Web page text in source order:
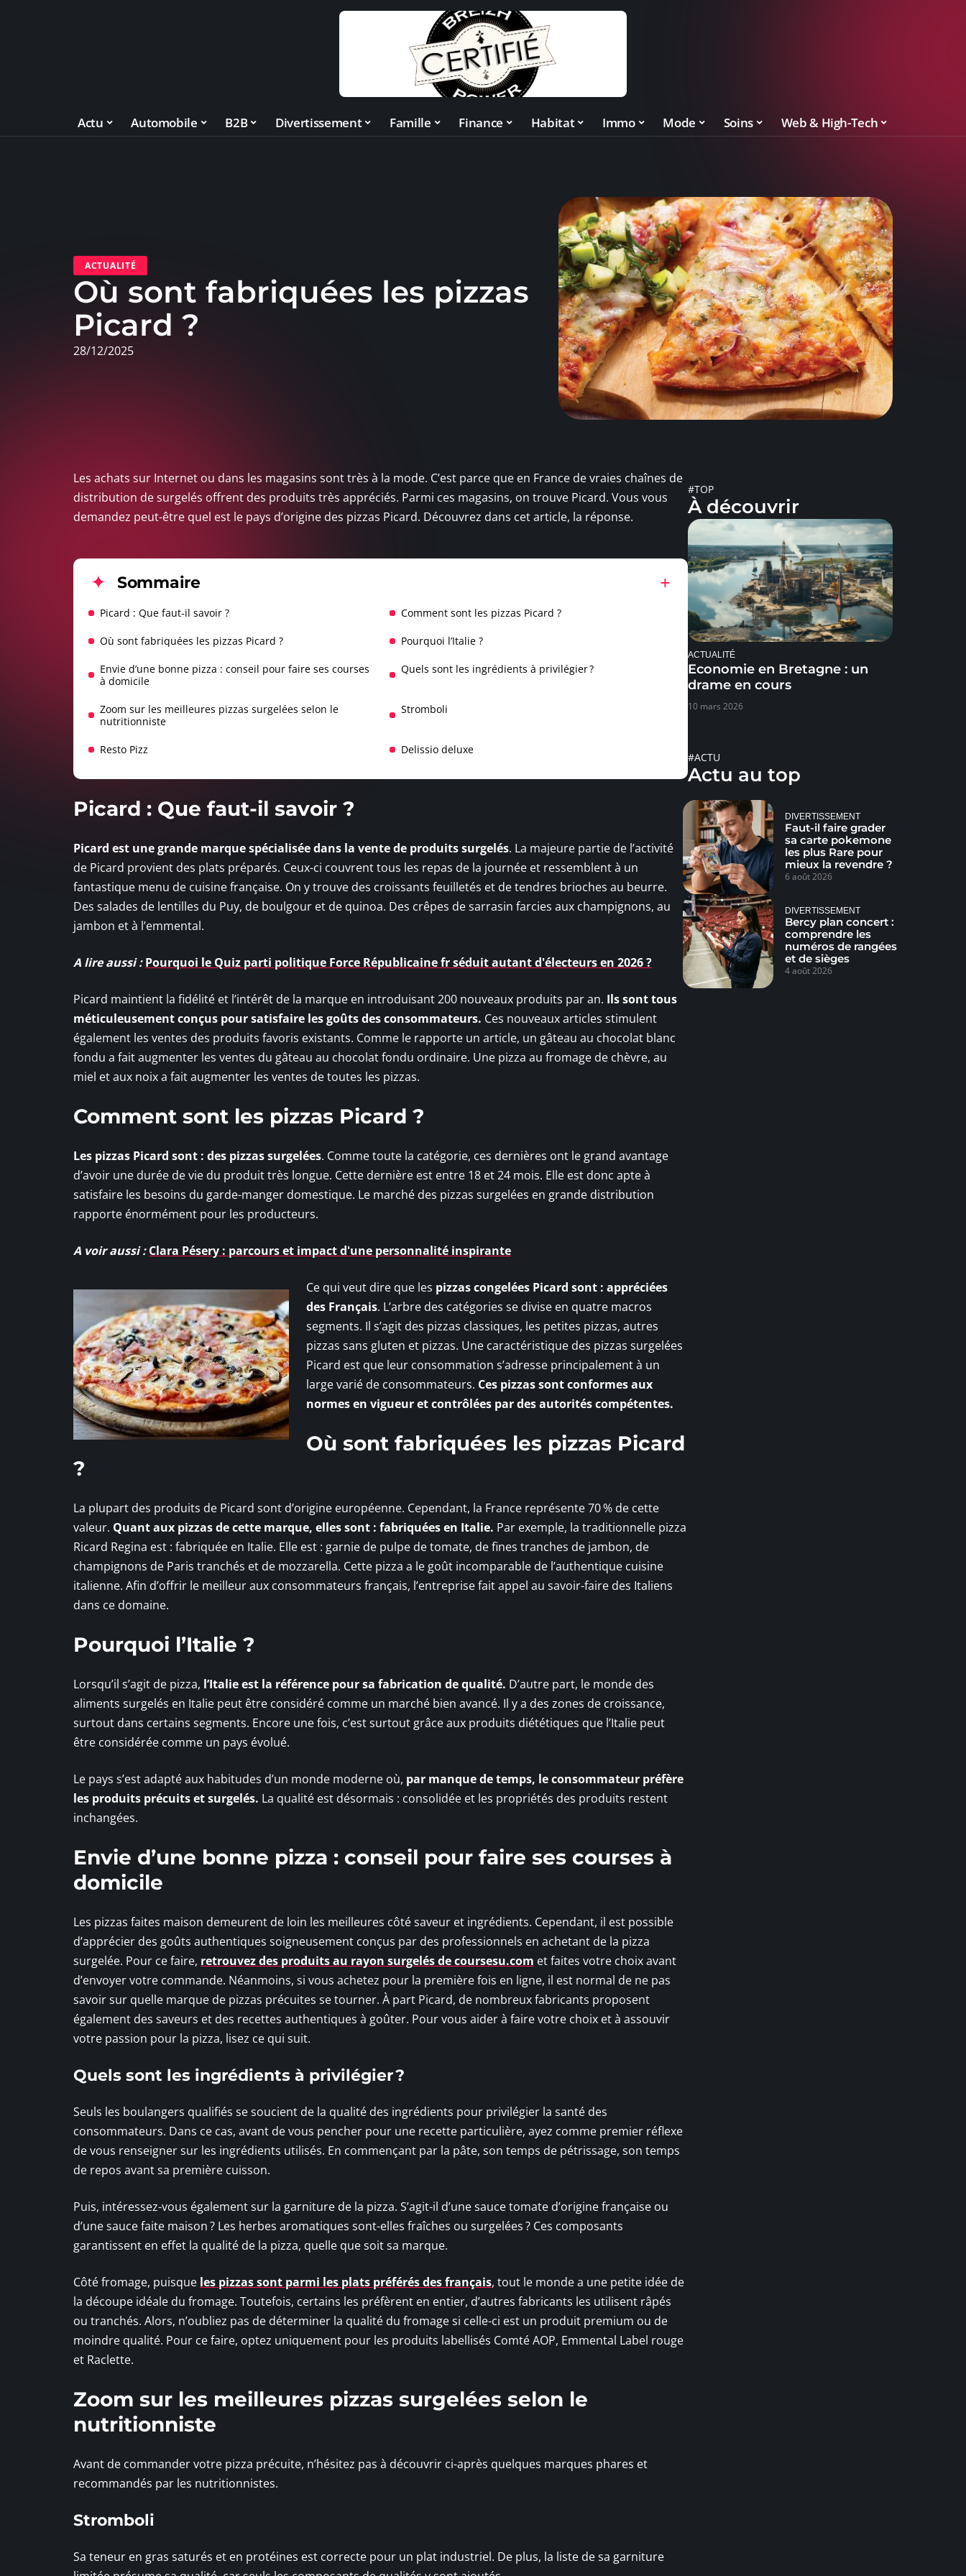
Actu Automobile B2B Divertissement Famille Finance Habitat Immo Mode Soins Web & High-Tech
ACTUALITÉ
Où sont fabriquées les pizzas
Picard ?
28/12/2025
Les achats sur Internet ou dans les magasins sont très à la mode. C’est parce que en France de vraies chaînes de
distribution de surgelés offrent des produits très appréciés. Parmi ces magasins, on trouve Picard. Vous vous
demandez peut-être quel est le pays d’origine des pizzas Picard. Découvrez dans cet article, la réponse.
Sommaire
Picard : Que faut-il savoir ? Comment sont les pizzas Picard ?
Où sont fabriquées les pizzas Picard ? Pourquoi l’Italie ?
Envie d’une bonne pizza : conseil pour faire ses courses
à domicile
Quels sont les ingrédients à privilégier ?
Zoom sur les meilleures pizzas surgelées selon le
nutritionniste
Stromboli
Resto Pizz Delissio deluxe
Picard : Que faut-il savoir ?
Picard est une grande marque spécialisée dans la vente de produits surgelés. La majeure partie de l’activité
de Picard provient des plats préparés. Ceux-ci couvrent tous les repas de la journée et ressemblent à un
fantastique menu de cuisine française. On y trouve des croissants feuilletés et de tendres brioches au beurre.
Des salades de lentilles du Puy, de boulgour et de quinoa. Des crêpes de sarrasin farcies aux champignons, au
jambon et à l’emmental.
A lire aussi : Pourquoi le Quiz parti politique Force Républicaine fr séduit autant d'électeurs en 2026 ?
Picard maintient la fidélité et l’intérêt de la marque en introduisant 200 nouveaux produits par an. Ils sont tous
méticuleusement conçus pour satisfaire les goûts des consommateurs. Ces nouveaux articles stimulent
également les ventes des produits favoris existants. Comme le rapporte un article, un gâteau au chocolat blanc
fondu a fait augmenter les ventes du gâteau au chocolat fondu ordinaire. Une pizza au fromage de chèvre, au
miel et aux noix a fait augmenter les ventes de toutes les pizzas.
Comment sont les pizzas Picard ?
Les pizzas Picard sont : des pizzas surgelées. Comme toute la catégorie, ces dernières ont le grand avantage
d’avoir une durée de vie du produit très longue. Cette dernière est entre 18 et 24 mois. Elle est donc apte à
satisfaire les besoins du garde-manger domestique. Le marché des pizzas surgelées en grande distribution
rapporte énormément pour les producteurs.
A voir aussi : Clara Pésery : parcours et impact d'une personnalité inspirante
Ce qui veut dire que les pizzas congelées Picard sont : appréciées
des Français. L’arbre des catégories se divise en quatre macros
segments. Il s’agit des pizzas classiques, les petites pizzas, autres
pizzas sans gluten et pizzas. Une caractéristique des pizzas surgelées
Picard est que leur consommation s’adresse principalement à un
large varié de consommateurs. Ces pizzas sont conformes aux
normes en vigueur et contrôlées par des autorités compétentes.
Où sont fabriquées les pizzas Picard
?
La plupart des produits de Picard sont d’origine européenne. Cependant, la France représente 70 % de cette
valeur. Quant aux pizzas de cette marque, elles sont : fabriquées en Italie. Par exemple, la traditionnelle pizza
Ricard Regina est : fabriquée en Italie. Elle est : garnie de pulpe de tomate, de fines tranches de jambon, de
champignons de Paris tranchés et de mozzarella. Cette pizza a le goût incomparable de l’authentique cuisine
italienne. Afin d’offrir le meilleur aux consommateurs français, l’entreprise fait appel au savoir-faire des Italiens
dans ce domaine.
Pourquoi l’Italie ?
Lorsqu’il s’agit de pizza, l’Italie est la référence pour sa fabrication de qualité. D’autre part, le monde des
aliments surgelés en Italie peut être considéré comme un marché bien avancé. Il y a des zones de croissance,
surtout dans certains segments. Encore une fois, c’est surtout grâce aux produits diététiques que l’Italie peut
être considérée comme un pays évolué.
Le pays s’est adapté aux habitudes d’un monde moderne où, par manque de temps, le consommateur préfère
les produits précuits et surgelés. La qualité est désormais : consolidée et les propriétés des produits restent
inchangées.
Envie d’une bonne pizza : conseil pour faire ses courses à
domicile
Les pizzas faites maison demeurent de loin les meilleures côté saveur et ingrédients. Cependant, il est possible
d’apprécier des goûts authentiques soigneusement conçus par des professionnels en achetant de la pizza
surgelée. Pour ce faire, retrouvez des produits au rayon surgelés de coursesu.com et faites votre choix avant
d’envoyer votre commande. Néanmoins, si vous achetez pour la première fois en ligne, il est normal de ne pas
savoir sur quelle marque de pizzas précuites se tourner. À part Picard, de nombreux fabricants proposent
également des saveurs et des recettes authentiques à goûter. Pour vous aider à faire votre choix et à assouvir
votre passion pour la pizza, lisez ce qui suit.
Quels sont les ingrédients à privilégier ?
Seuls les boulangers qualifiés se soucient de la qualité des ingrédients pour privilégier la santé des
consommateurs. Dans ce cas, avant de vous pencher pour une recette particulière, ayez comme premier réflexe
de vous renseigner sur les ingrédients utilisés. En commençant par la pâte, son temps de pétrissage, son temps
de repos avant sa première cuisson.
Puis, intéressez-vous également sur la garniture de la pizza. S’agit-il d’une sauce tomate d’origine française ou
d’une sauce faite maison ? Les herbes aromatiques sont-elles fraîches ou surgelées ? Ces composants
garantissent en effet la qualité de la pizza, quelle que soit sa marque.
Côté fromage, puisque les pizzas sont parmi les plats préférés des français, tout le monde a une petite idée de
la découpe idéale du fromage. Toutefois, certains les préfèrent en entier, d’autres fabricants les utilisent râpés
ou tranchés. Alors, n’oubliez pas de déterminer la qualité du fromage si celle-ci est un produit premium ou de
moindre qualité. Pour ce faire, optez uniquement pour les produits labellisés Comté AOP, Emmental Label rouge
et Raclette.
Zoom sur les meilleures pizzas surgelées selon le
nutritionniste
Avant de commander votre pizza précuite, n’hésitez pas à découvrir ci-après quelques marques phares et
recommandés par les nutritionnistes.
Stromboli
Sa teneur en gras saturés et en protéines est correcte pour un plat industriel. De plus, la liste de sa garniture
#TOP
À découvrir
ACTUALITÉ
Economie en Bretagne : un
drame en cours
10 mars 2026
#ACTU
Actu au top
DIVERTISSEMENT
Faut-il faire grader
sa carte pokemone
les plus Rare pour
mieux la revendre ?
6 août 2026
DIVERTISSEMENT
Bercy plan concert :
comprendre les
numéros de rangées
et de sièges
4 août 2026